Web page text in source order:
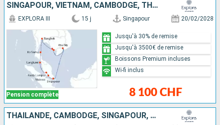
SINGAPOUR, VIETNAM, CAMBODGE, THAÏLANDE, MALAISIE
Pension complète
EXPLORA III 15 j Singapour 20/02/2028
8 100 CHF
Jusqu'à 30% de remise
Jusqu'à 3500€ de remise
Boissons Premium incluses
Wi-fi inclus
THAÏLANDE, CAMBODGE, SINGAPOUR, MALAISIE